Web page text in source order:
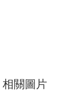
心
相關圖片